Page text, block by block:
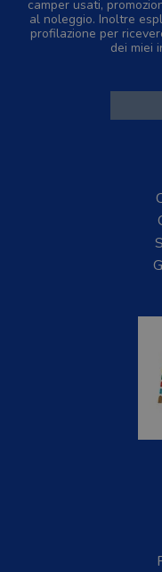
camper usati,
al noleggio. Inoltre
profilazione per
dei miei